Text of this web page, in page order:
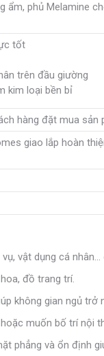
ẩm, phủ Melamine
tốt
trên đầu giường
kim loại bền bỉ
hàng đặt mua sản
giao lắp hoàn
vật dụng cá nhân…
đồ trang trí.
không gian ngủ trở
muốn bố trí nội
phẳng và ổn định